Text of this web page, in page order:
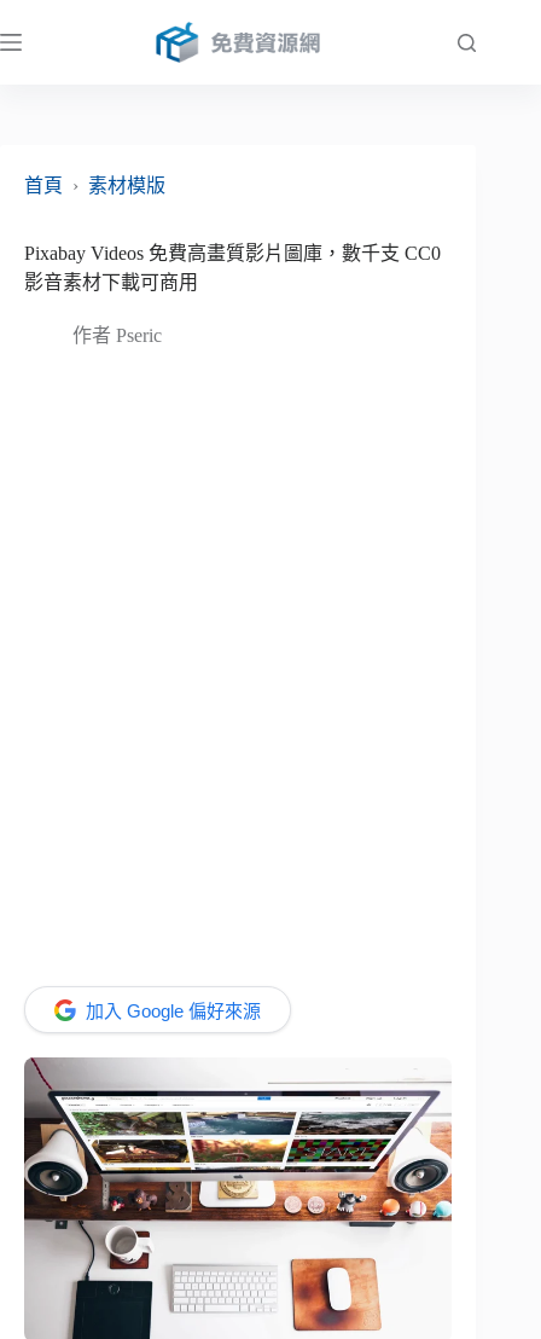
至
首頁
› 素材模版
Pixabay Videos 免費高畫質影片圖庫，數千支 CC0
影音素材下載可商用
作者 Pseric
加入 Google 偏好來源